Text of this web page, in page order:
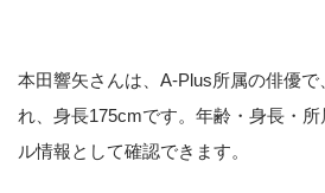
本田響矢さんは、A-Plus所属の俳優で
れ、身長175cmです。年齢・身長・
ル情報として確認できます。